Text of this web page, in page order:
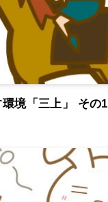
境「三上」 その1